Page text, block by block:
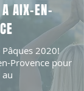
A AIX-EN-
2020!
Provence pour